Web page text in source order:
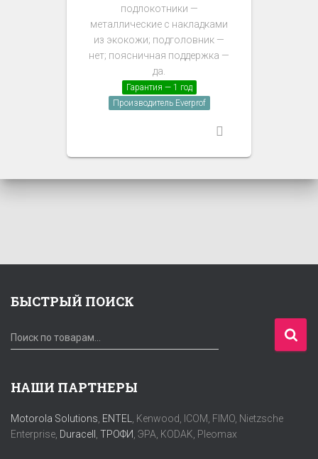
подлокотники —
металлические с накладками
из экокожи; подголовник —
нет; поясничная поддержка —
да.
Гарантия — 1 год
Производитель Everprof
БЫСТРЫЙ ПОИСК
И
с
т
:
Поиск по товарам…
НАШИ ПАРТНЕРЫ
Motorola Solutions ENTEL
, Kenwood, ICOM, FIMO, Nietzsche
Enterprise, Duracell ТРОФИ , ЭРА, KODAK, Pleomax